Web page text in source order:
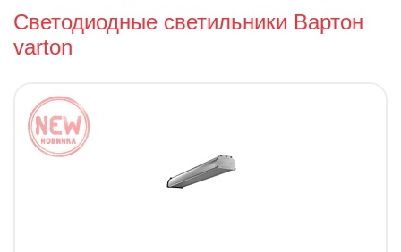
Светодиодные светильники Вартон
varton